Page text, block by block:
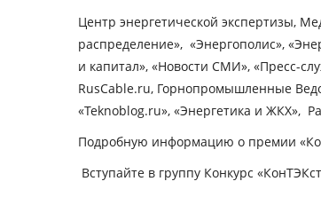
Центр энергетической экспертизы,
распределение», «Энергополис»,
и капитал», «Новости СМИ», «Пресс-
RusCable.ru, Горнопромышленные
«Teknoblog.ru», «Энергетика и ЖКХ»,
Подробную информацию о премии
Вступайте в группу Конкурс